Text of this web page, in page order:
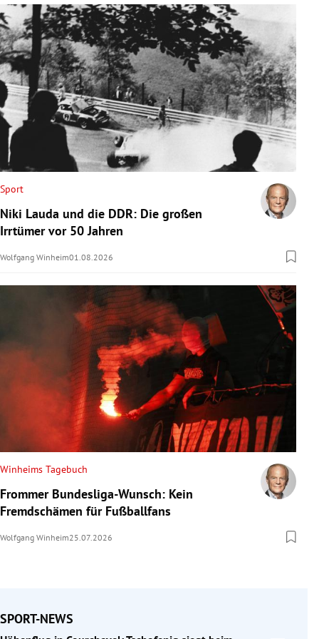
Sport
Niki Lauda und die DDR: Die großen
Irrtümer vor 50 Jahren
Wolfgang Winheim01.08.2026
Winheims Tagebuch
Frommer Bundesliga-Wunsch: Kein
Fremdschämen für Fußballfans
Wolfgang Winheim25.07.2026
SPORT-NEWS